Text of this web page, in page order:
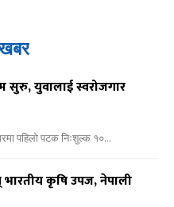
सुरु, युवालाई स्वरोजगार
महेन्द्रनगरमा पहिलो पटक निःशुल्क १०...
भारतीय कृषि उपज, नेपाली